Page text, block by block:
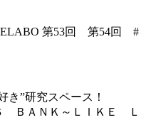
第53回 第54回 #
き”研究スペース！
ＢＡＮＫ～ＬＩＫＥ Ｌ